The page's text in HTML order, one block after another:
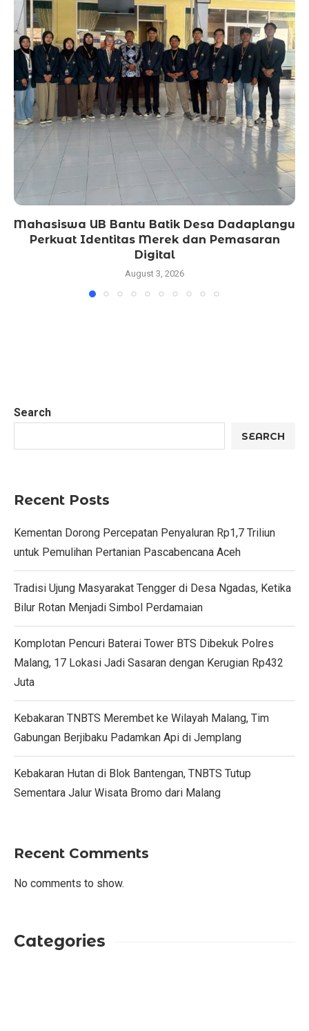
Mahasiswa UB Bantu Batik Desa Dadaplangu
Perkuat Identitas Merek dan Pemasaran
Digital
August 3, 2026
Search
SEARCH
Recent Posts
Kementan Dorong Percepatan Penyaluran Rp1,7 Triliun
untuk Pemulihan Pertanian Pascabencana Aceh
Tradisi Ujung Masyarakat Tengger di Desa Ngadas, Ketika
Bilur Rotan Menjadi Simbol Perdamaian
Komplotan Pencuri Baterai Tower BTS Dibekuk Polres
Malang, 17 Lokasi Jadi Sasaran dengan Kerugian Rp432
Juta
Kebakaran TNBTS Merembet ke Wilayah Malang, Tim
Gabungan Berjibaku Padamkan Api di Jemplang
Kebakaran Hutan di Blok Bantengan, TNBTS Tutup
Sementara Jalur Wisata Bromo dari Malang
Recent Comments
No comments to show.
Categories